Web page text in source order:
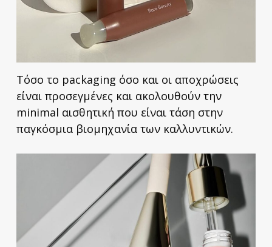
Τόσο το packaging όσο και οι αποχρώσεις
είναι προσεγμένες και ακολουθούν την
minimal αισθητική που είναι τάση στην
παγκόσμια βιομηχανία των καλλυντικών.